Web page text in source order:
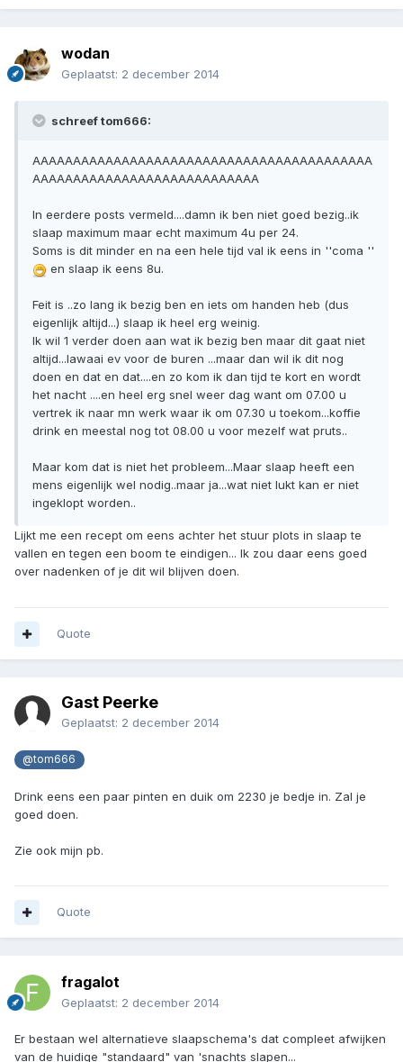
wodan
Geplaatst: 2 december 2014
schreef tom666:
AAAAAAAAAAAAAAAAAAAAAAAAAAAAAAAAAAAAAAAAAA
AAAAAAAAAAAAAAAAAAAAAAAAAAAA
In eerdere posts vermeld....damn ik ben niet goed bezig..ik
slaap maximum maar echt maximum 4u per 24.
Soms is dit minder en na een hele tijd val ik eens in ''coma ''
en slaap ik eens 8u.
Feit is ..zo lang ik bezig ben en iets om handen heb (dus
eigenlijk altijd...) slaap ik heel erg weinig.
Ik wil 1 verder doen aan wat ik bezig ben maar dit gaat niet
altijd...lawaai ev voor de buren ...maar dan wil ik dit nog
doen en dat en dat....en zo kom ik dan tijd te kort en wordt
het nacht ....en heel erg snel weer dag want om 07.00 u
vertrek ik naar mn werk waar ik om 07.30 u toekom...koffie
drink en meestal nog tot 08.00 u voor mezelf wat pruts..
Maar kom dat is niet het probleem...Maar slaap heeft een
mens eigenlijk wel nodig..maar ja...wat niet lukt kan er niet
ingeklopt worden..
Lijkt me een recept om eens achter het stuur plots in slaap te
vallen en tegen een boom te eindigen... Ik zou daar eens goed
over nadenken of je dit wil blijven doen.
Quote
Gast Peerke
Geplaatst: 2 december 2014
@tom666
Drink eens een paar pinten en duik om 2230 je bedje in. Zal je
goed doen.
Zie ook mijn pb.
Quote
fragalot
Geplaatst: 2 december 2014
Er bestaan wel alternatieve slaapschema's dat compleet afwijken
van de huidige "standaard" van 'snachts slapen...